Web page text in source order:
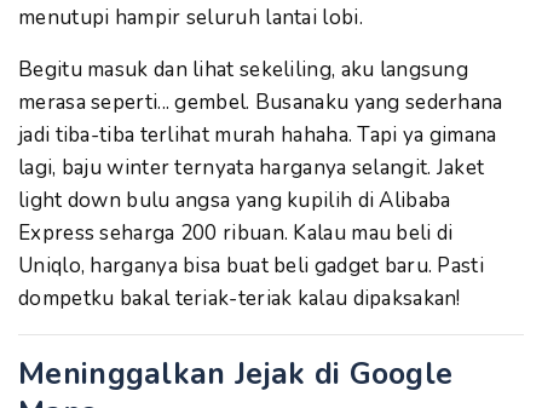
menutupi hampir seluruh lantai lobi.
Begitu masuk dan lihat sekeliling, aku langsung
merasa seperti... gembel. Busanaku yang sederhana
jadi tiba-tiba terlihat murah hahaha. Tapi ya gimana
lagi, baju winter ternyata harganya selangit. Jaket
light down bulu angsa yang kupilih di Alibaba
Express seharga 200 ribuan. Kalau mau beli di
Uniqlo, harganya bisa buat beli gadget baru. Pasti
dompetku bakal teriak-teriak kalau dipaksakan!
Meninggalkan Jejak di Google